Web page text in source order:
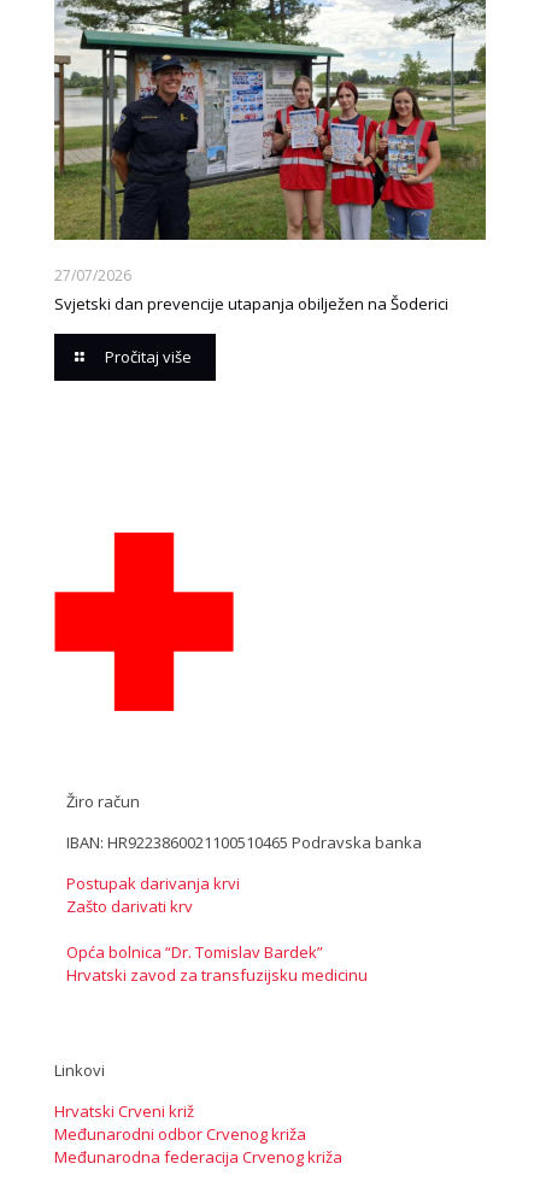
27/07/2026
Svjetski dan prevencije utapanja obilježen na Šoderici
Pročitaj više
Žiro račun
IBAN: HR9223860021100510465 Podravska banka
Postupak darivanja krvi
Zašto darivati krv
Opća bolnica “Dr. Tomislav Bardek”
Hrvatski zavod za transfuzijsku medicinu
Linkovi
Hrvatski Crveni križ
Međunarodni odbor Crvenog križa
Međunarodna federacija Crvenog križa